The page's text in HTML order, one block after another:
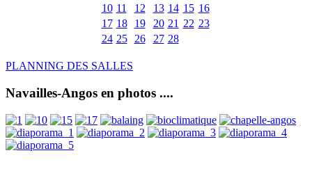
10 11 12 13 14 15 16
17 18 19 20 21 22 23
24 25 26 27 28
PLANNING DES SALLES
Navailles-Angos en photos ....